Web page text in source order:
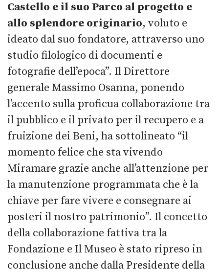
Castello e il suo Parco al progetto e
allo splendore originario, voluto e
ideato dal suo fondatore, attraverso uno
studio filologico di documenti e
fotografie dell’epoca”. Il Direttore
generale Massimo Osanna, ponendo
l’accento sulla proficua collaborazione tra
il pubblico e il privato per il recupero e a
fruizione dei Beni, ha sottolineato “il
momento felice che sta vivendo
Miramare grazie anche all’attenzione per
la manutenzione programmata che è la
chiave per fare vivere e consegnare ai
posteri il nostro patrimonio”. Il concetto
della collaborazione fattiva tra la
Fondazione e Il Museo è stato ripreso in
conclusione anche dalla Presidente della